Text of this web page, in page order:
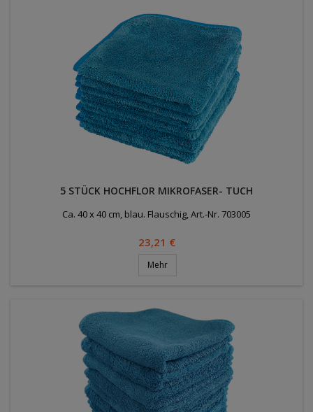
5 STÜCK HOCHFLOR MIKROFASER- TUCH
Ca. 40 x 40 cm, blau. Flauschig, Art.-Nr. 703005
Preis
23,21 €
Mehr